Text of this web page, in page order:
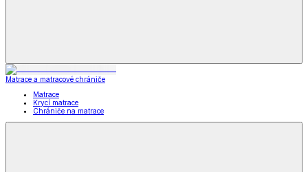
Matrace a matracové chrániče
Matrace
Krycí matrace
Chrániče na matrace